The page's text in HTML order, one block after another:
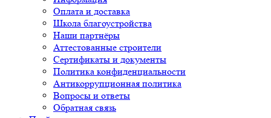
Оплата и доставка
Школа благоустройства
Наши партнёры
Аттестованные строители
Сертификаты и документы
Политика конфиденциальности
Антикоррупционная политика
Вопросы и ответы
Обратная связь